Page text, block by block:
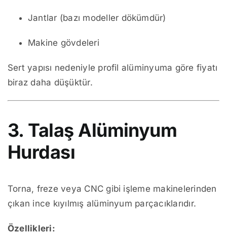
Jantlar (bazı modeller dökümdür)
Makine gövdeleri
Sert yapısı nedeniyle profil alüminyuma göre fiyatı
biraz daha düşüktür.
3. Talaş Alüminyum
Hurdası
Torna, freze veya CNC gibi işleme makinelerinden
çıkan ince kıyılmış alüminyum parçacıklarıdır.
Özellikleri: